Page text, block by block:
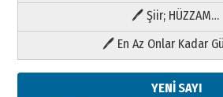
🖊 Şiir; HÜZZAM…
🖊 En Az Onlar Kadar
YENİ SAYI